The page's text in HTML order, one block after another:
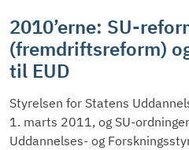
2010’erne: SU-
(fremdriftsreform)
til EUD
Styrelsen for Statens
1. marts 2011, og SU-
Uddannelses- og